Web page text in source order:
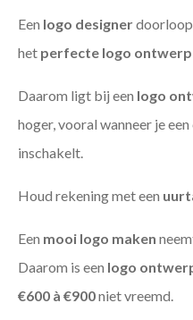
Een logo designer
het perfecte logo ontwerp
Daarom ligt bij een logo
hoger, vooral wanneer je
inschakelt.
Houd rekening met een
Een mooi logo maken
Daarom is een logo
€600 à €900niet vreemd.